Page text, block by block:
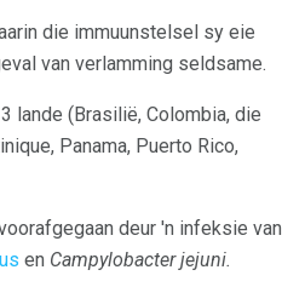
die immuunstelsel sy eie
van verlamming seldsame.
lande (Brasilië, Colombia, die
Panama, Puerto Rico,
deur 'n infeksie van
en Campylobacter jejuni.